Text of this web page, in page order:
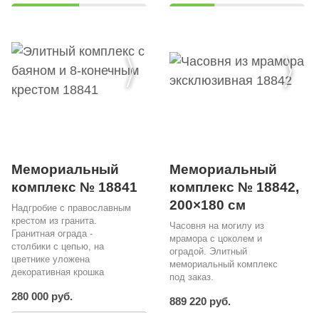
Мемориальный
комплекс № 18841
Надгробие с православным
крестом из гранита.
Гранитная ограда -
столбики с цепью, на
цветнике уложена
декоративная крошка
280 000 руб.
Мемориальный
комплекс № 18842,
200×180 см
Часовня на могилу из
мрамора с цоколем и
оградой. Элитный
мемориальный комплекс
под заказ.
889 220 руб.